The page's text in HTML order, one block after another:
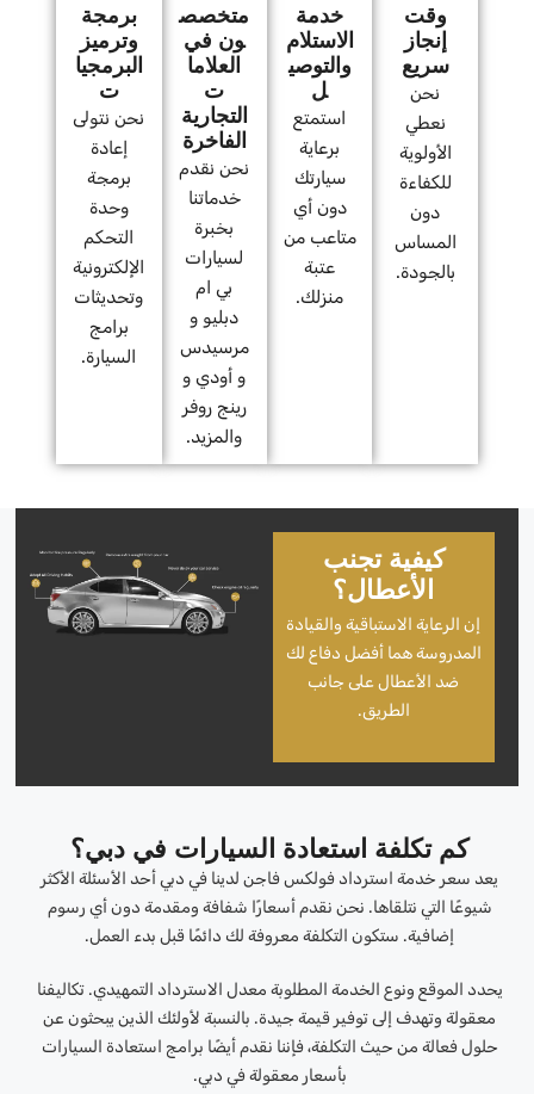
وقت
إنجاز
سريع
نحن
نعطي
الأولوية
للكفاءة
دون
المساس
بالجودة.
خدمة
الاستلام
والتوصي
ل
استمتع
برعاية
سيارتك
دون أي
متاعب من
عتبة
منزلك.
متخصص
ون في
العلاما
ت
التجارية
الفاخرة
نحن نقدم
خدماتنا
بخبرة
لسيارات
بي ام
دبليو و
مرسيدس
و أودي و
رينج روفر
والمزيد.
برمجة
وترميز
البرمجيا
ت
نحن نتولى
إعادة
برمجة
وحدة
التحكم
الإلكترونية
وتحديثات
برامج
السيارة.
كيفية تجنب
الأعطال؟
إن الرعاية الاستباقية والقيادة
المدروسة هما أفضل دفاع لك
ضد الأعطال على جانب
الطريق.
كم تكلفة استعادة السيارات في دبي؟
يعد سعر خدمة استرداد فولكس فاجن لدينا في دبي أحد الأسئلة الأكثر
شيوعًا التي نتلقاها. نحن نقدم أسعارًا شفافة ومقدمة دون أي رسوم
إضافية. ستكون التكلفة معروفة لك دائمًا قبل بدء العمل.
يحدد الموقع ونوع الخدمة المطلوبة معدل الاسترداد التمهيدي. تكاليفنا
معقولة وتهدف إلى توفير قيمة جيدة. بالنسبة لأولئك الذين يبحثون عن
حلول فعالة من حيث التكلفة، فإننا نقدم أيضًا برامج استعادة السيارات
بأسعار معقولة في دبي.